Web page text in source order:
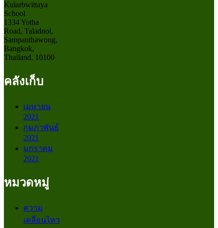
Kularbwittaya
School
1334 Yotha
Road, Taladnoi,
Sampanthawong,
Bangkok,
Thailand. 10100
คลังเก็บ
เมษายน
2021
กุมภาพันธ์
2021
มกราคม
2021
หมวดหมู่
ความ
เคลื่อนไหว